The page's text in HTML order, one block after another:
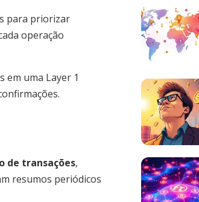
para priorizar
operação
em uma Layer 1
de transações,
resumos periódicos